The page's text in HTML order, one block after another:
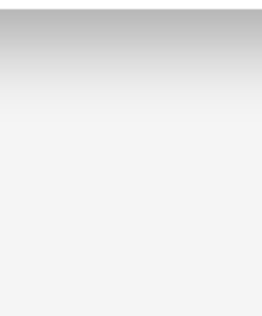
sisällön ja mainosten
Lisäksi jaamme